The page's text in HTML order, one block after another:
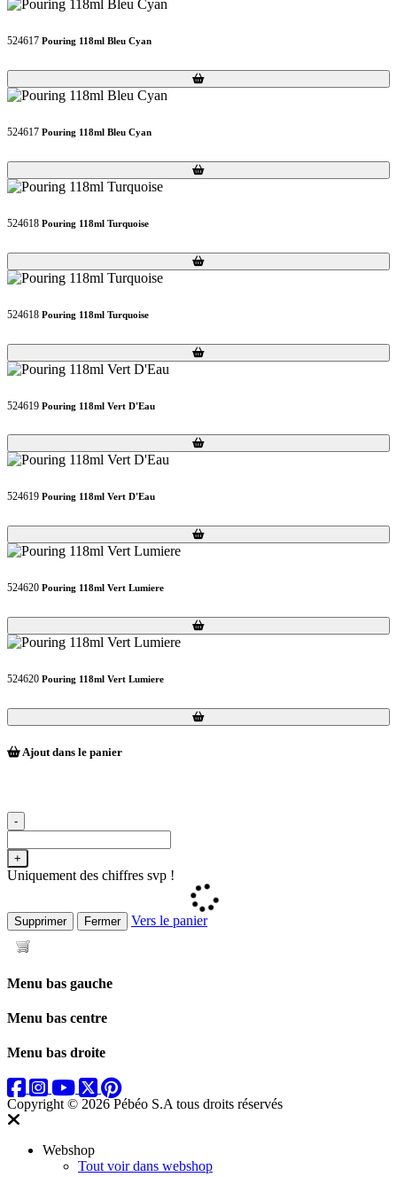
524617 Pouring 118ml Bleu Cyan
Loading...
Loading...
524617 Pouring 118ml Bleu Cyan
Loading...
Loading...
524618 Pouring 118ml Turquoise
Loading...
Loading...
524618 Pouring 118ml Turquoise
Loading...
Loading...
524619 Pouring 118ml Vert D'Eau
Loading...
Loading...
524619 Pouring 118ml Vert D'Eau
Loading...
Loading...
524620 Pouring 118ml Vert Lumiere
Loading...
Loading...
524620 Pouring 118ml Vert Lumiere
Loading...
Loading...
Ajout dans le panier
-
+
Uniquement des chiffres svp !
Supprimer Fermer Vers le panier
Menu bas gauche
Menu bas centre
Menu bas droite
Copyright © 2026 Pébéo S.A tous droits réservés
Webshop
Tout voir dans webshop